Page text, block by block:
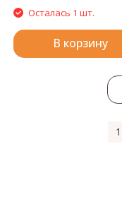
Осталась 1 шт.
В корзину
1